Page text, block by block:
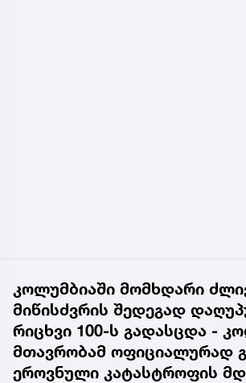
კოლუმბიაში მომხდარი
მიწისძვრის შედეგად
რიცხვი 100-ს გადასცდა -
მთავრობამ ოფიციალურად
ეროვნული კატასტროფის